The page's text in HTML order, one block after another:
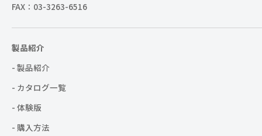
FAX：03-3263-6516
製品紹介
- 製品紹介
- カタログ一覧
- 体験版
- 購入方法